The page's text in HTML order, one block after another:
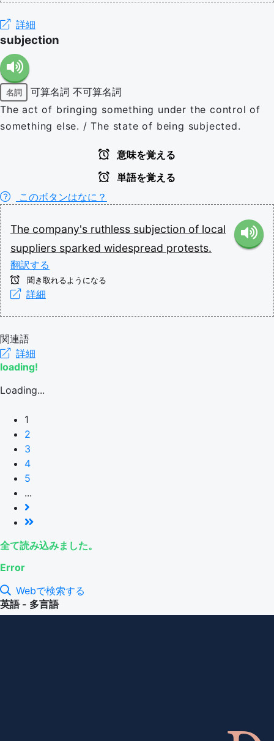
詳細
subjection
名詞 可算名詞 不可算名詞
The act of bringing something under the control of
something else. / The state of being subjected.
意味を覚える
単語を覚える
このボタンはなに？
The company's ruthless subjection of local
suppliers sparked widespread protests.
翻訳する
聞き取れるようになる
詳細
関連語
詳細
loading!
Loading...
1
2
3
4
5
...
全て読み込みました。
Error
Webで検索する
英語 - 多言語